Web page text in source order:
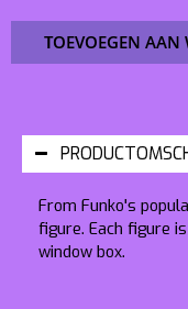
TOEVOEGEN AAN
From Funko's
figure. Each figure
window box.